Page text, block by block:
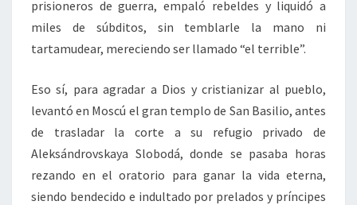
prisioneros de guerra, empaló rebeldes y liquidó a
miles de súbditos, sin temblarle la mano ni
tartamudear, mereciendo ser llamado “el terrible”.
Eso sí, para agradar a Dios y cristianizar al pueblo,
levantó en Moscú el gran templo de San Basilio, antes
de trasladar la corte a su refugio privado de
Aleksándrovskaya Slobodá, donde se pasaba horas
rezando en el oratorio para ganar la vida eterna,
siendo bendecido e indultado por prelados y príncipes